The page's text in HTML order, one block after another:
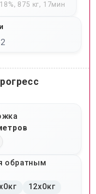
18%, 875 кг, 17мин
обратным
12x0кг